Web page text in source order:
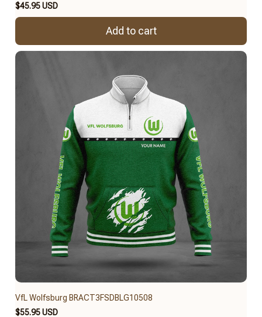
$45.95 USD
Add to cart
VfL Wolfsburg BRACT3FSDBLG10508
$55.95 USD